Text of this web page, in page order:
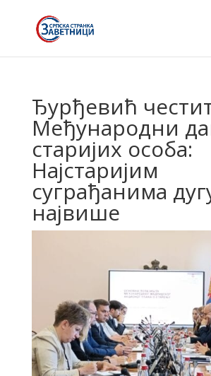
Ђурђевић
Међународни
старијих особа:
Најстаријим
суграђанима
највише